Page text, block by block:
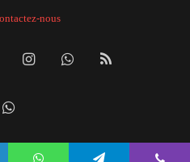
nous
InstagramWhatsApp
RSS
la